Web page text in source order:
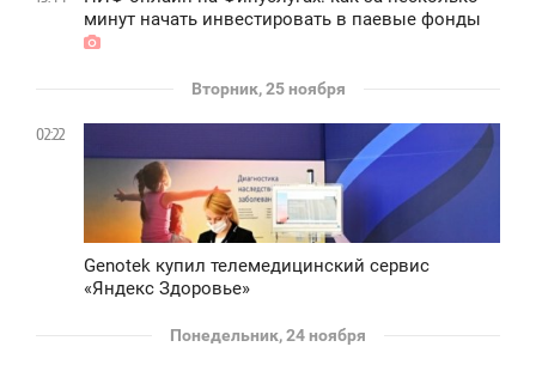
минут начать инвестировать в паевые фонды
Вторник, 25 ноября
02:22
Genotek купил телемедицинский сервис
«Яндекс Здоровье»
Понедельник, 24 ноября